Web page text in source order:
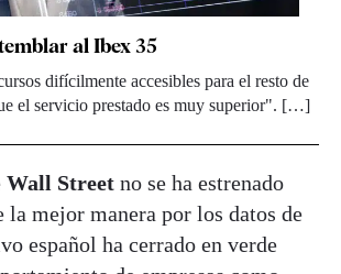
al Ibex 35
difícilmente accesibles para el resto de
el servicio prestado es muy superior". […]
Wall Street no se ha estrenado
la mejor manera por los datos de
español ha cerrado en verde